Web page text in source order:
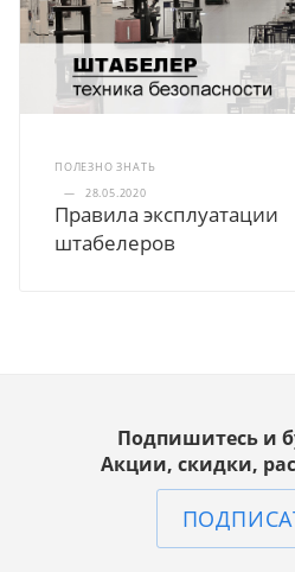
ПОЛЕЗНО ЗНАТЬ
—
28.05.2020
Правила эксплуатации
штабелеров
Подпишитесь и
Акции, скидки,